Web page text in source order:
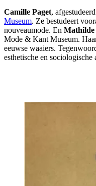
Camille Paget,
Museum. Ze bestudeert
nouveaumode. En Mathilde
Mode & Kant Museum.
eeuwse waaiers.
esthetische en sociologische